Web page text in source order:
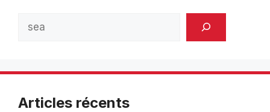
Articles récents